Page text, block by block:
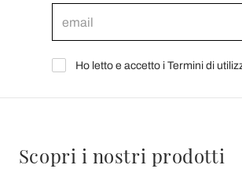
Ho letto e accetto i Termini di
Scopri i nostri prodotti